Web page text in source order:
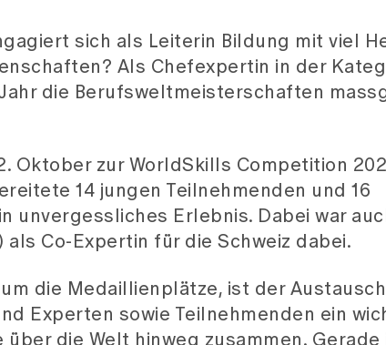
sich als Leiterin Bildung mit viel
Als Chefexpertin in der
die Berufsweltmeisterschaften
Oktober zur WorldSkills Competition
14 jungen Teilnehmenden und 16
unvergessliches Erlebnis. Dabei war
als Co-Expertin für die Schweiz dabei.
die Medaillienplätze, ist der
Experten sowie Teilnehmenden ein
die Welt hinweg zusammen. Gerade